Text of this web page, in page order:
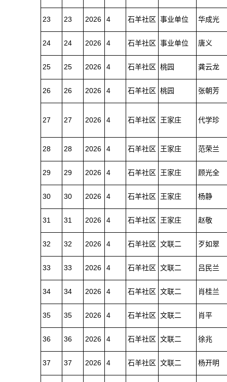
23 23 2026 4 石羊社区 事业单位 华成光
24 24 2026 4 石羊社区 事业单位 唐义
25 25 2026 4 石羊社区 桃园 龚云龙
26 26 2026 4 石羊社区 桃园 张朝芳
27 27 2026 4 石羊社区 王家庄 代学珍
28 28 2026 4 石羊社区 王家庄 范荣兰
29 29 2026 4 石羊社区 王家庄 顾光全
30 30 2026 4 石羊社区 王家庄 杨静
31 31 2026 4 石羊社区 王家庄 赵敬
32 32 2026 4 石羊社区 文联二 歹如翠
33 33 2026 4 石羊社区 文联二 吕民兰
34 34 2026 4 石羊社区 文联二 肖桂兰
35 35 2026 4 石羊社区 文联二 肖平
36 36 2026 4 石羊社区 文联二 徐兆
37 37 2026 4 石羊社区 文联二 杨开明